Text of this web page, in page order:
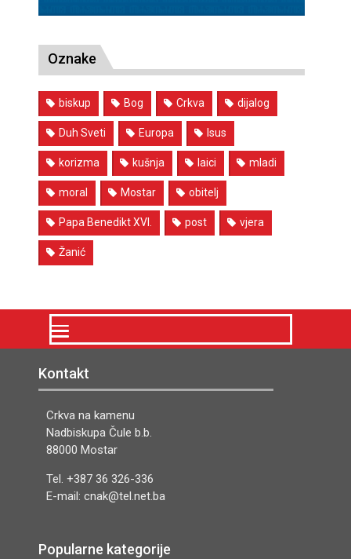
Oznake
biskup Bog Crkva dijalog
Duh Sveti Europa Isus
korizma kušnja laici mladi
moral Mostar obitelj
Papa Benedikt XVI. post vjera
Žanić
Kontakt
Crkva na kamenu
Nadbiskupa Čule b.b.
88000 Mostar
Tel. +387 36 326-336
E-mail: cnak@tel.net.ba
Popularne kategorije